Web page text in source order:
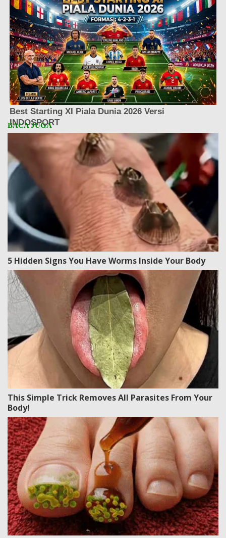
5 Hidden Signs You Have Worms Inside Your Body
This Simple Trick Removes All Parasites From Your
Body!